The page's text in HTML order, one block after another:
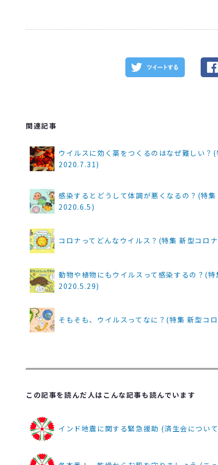
関連記事
ウイルスに効く薬をつくるのはなぜ難しい
2020.7.31)
感染するとどうして体調が悪くなるの？(特
2020.6.5)
コロナってどんなウイルス？(特集 新型コ
動物や植物にもウイルスって感染するの？(
2020.5.29)
そもそも、ウイルスってなに？(特集 新型
この記事を読んだ人はこんな記事も読んでいます
インド地震に関する緊急援助 (済生会につい